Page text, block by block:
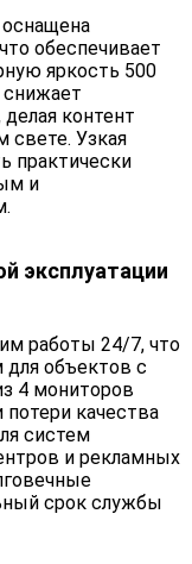
обеспечивает
яркость 500
контент
свете. Узкая
практически
и
эксплуатации
работы 24/7, что
объектов с
4 мониторов
потери качества
систем
и рекламных
срок службы